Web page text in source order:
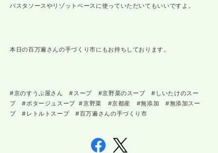
パスタソースやリゾットベースに使っていただいてもいいですよ。
本日の百万遍さんの手づくり市にもお持ちしております。
#京のすうぷ屋さん #スープ #京野菜のスープ #しいたけのスー
プ #ポタージュスープ #京野菜 #京都産 #無添加 #無添加スー
プ #レトルトスープ #百万遍さんの手づくり市